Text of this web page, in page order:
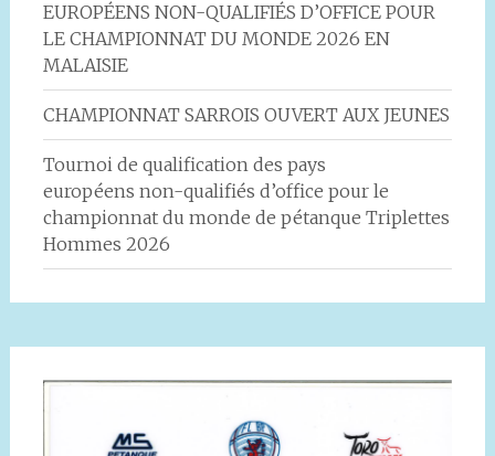
EUROPÉENS NON-QUALIFIÉS D’OFFICE POUR
LE CHAMPIONNAT DU MONDE 2026 EN
MALAISIE
CHAMPIONNAT SARROIS OUVERT AUX JEUNES
Tournoi de qualification des pays
européens non-qualifiés d’office pour le
championnat du monde de pétanque Triplettes
Hommes 2026